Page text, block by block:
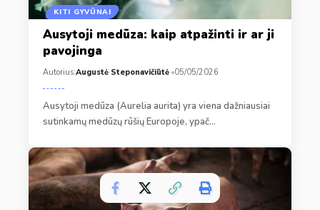
KITI GYVŪNAI
Ausytoji medūza: kaip atpažinti ir ar ji
pavojinga
Autorius:Augustė Steponavičiūtė 05/05/2026
Ausytoji medūza (Aurelia aurita) yra viena dažniausiai
sutinkamų medūzų rūšių Europoje, ypač…